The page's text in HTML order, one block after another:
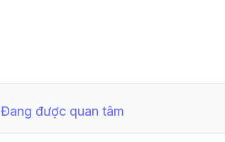
Đang được quan tâm